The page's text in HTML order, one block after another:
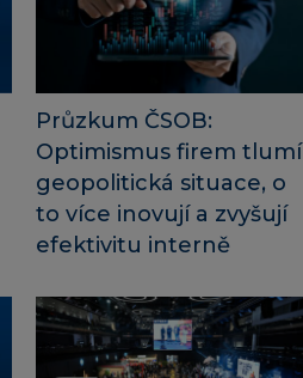
Průzkum ČSOB:
Optimismus firem tlumí
geopolitická situace, o
to více inovují a zvyšují
efektivitu interně